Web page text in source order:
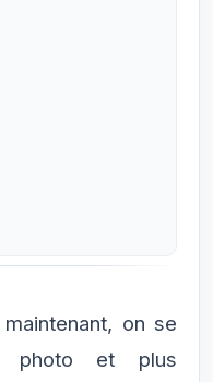
on se
photo et plus